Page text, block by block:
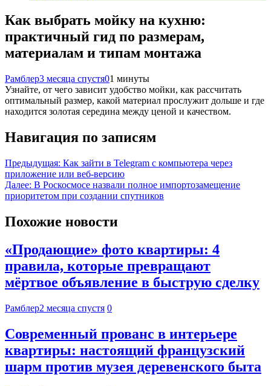
Как выбрать мойку на кухню:
практичный гид по размерам,
материалам и типам монтажа
Рамблер3 месяца спустя01 минуты
Узнайте, от чего зависит удобство мойки, как рассчитать
оптимальный размер, какой материал прослужит дольше и где
находится золотая середина между ценой и качеством.
Навигация по записям
Предыдущая: Как зайти в Telegram с компьютера через
приложение или веб-версию
Далее: В Роскосмосе назвали полное импортозамещение
приоритетом при создании спутников
Похожие новости
«Продающие» фото квартиры: 4
правила, которые превращают
мёртвое объявление в быструю сделку
Рамблер2 месяца спустя 0
Современный прованс в интерьере
квартиры: настоящий французский
шарм против музея деревенского быта